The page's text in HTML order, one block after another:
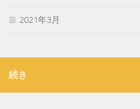
2021年3月
続き